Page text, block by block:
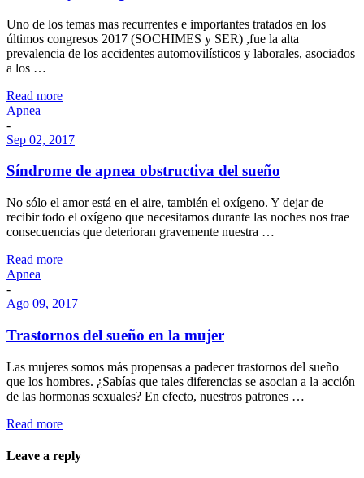
Uno de los temas mas recurrentes e importantes tratados en los
últimos congresos 2017 (SOCHIMES y SER) ,fue la alta
prevalencia de los accidentes automovilísticos y laborales, asociados
a los …
Read more
Apnea
-
Sep 02, 2017
Síndrome de apnea obstructiva del sueño
No sólo el amor está en el aire, también el oxígeno. Y dejar de
recibir todo el oxígeno que necesitamos durante las noches nos trae
consecuencias que deterioran gravemente nuestra …
Read more
Apnea
-
Ago 09, 2017
Trastornos del sueño en la mujer
Las mujeres somos más propensas a padecer trastornos del sueño
que los hombres. ¿Sabías que tales diferencias se asocian a la acción
de las hormonas sexuales? En efecto, nuestros patrones …
Read more
Leave a reply